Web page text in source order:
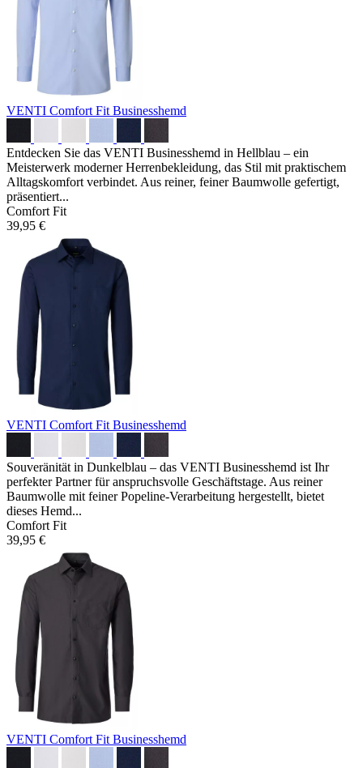
VENTI Comfort Fit Businesshemd
Entdecken Sie das VENTI Businesshemd in Hellblau – ein
Meisterwerk moderner Herrenbekleidung, das Stil mit praktischem
Alltagskomfort verbindet. Aus reiner, feiner Baumwolle gefertigt,
präsentiert...
Comfort Fit
39,95 €
VENTI Comfort Fit Businesshemd
Souveränität in Dunkelblau – das VENTI Businesshemd ist Ihr
perfekter Partner für anspruchsvolle Geschäftstage. Aus reiner
Baumwolle mit feiner Popeline-Verarbeitung hergestellt, bietet
dieses Hemd...
Comfort Fit
39,95 €
VENTI Comfort Fit Businesshemd